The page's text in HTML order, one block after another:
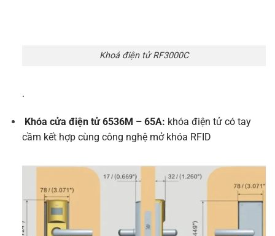
Khoá điện tử RF3000C
.
Khóa cửa điện tử 6536M – 65A: khóa điện tử có tay
cầm kết hợp cùng công nghệ mở khóa RFID